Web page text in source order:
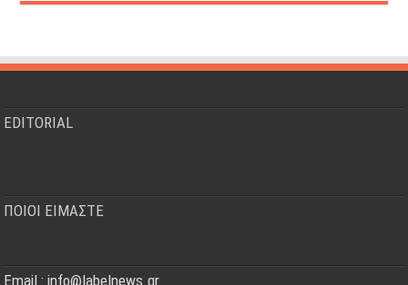
EDITORIAL
ΠΟΙΟΙ ΕΙΜΑΣΤΕ
Email : info@labelnews.gr